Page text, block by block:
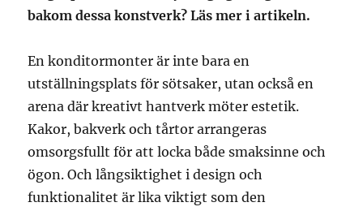
bakom dessa konstverk? Läs mer i artikeln.
En konditormonter är inte bara en
utställningsplats för sötsaker, utan också en
arena där kreativt hantverk möter estetik.
Kakor, bakverk och tårtor arrangeras
omsorgsfullt för att locka både smaksinne och
ögon. Och långsiktighet i design och
funktionalitet är lika viktigt som den